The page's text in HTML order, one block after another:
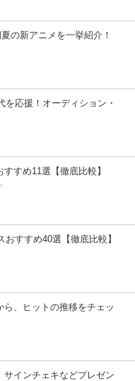
の新アニメを一挙紹介！
を応援！オーディション・
すめ11選【徹底比較】
すすめ40選【徹底比較】
、ヒットの推移をチェッ
インチェキなどプレゼン